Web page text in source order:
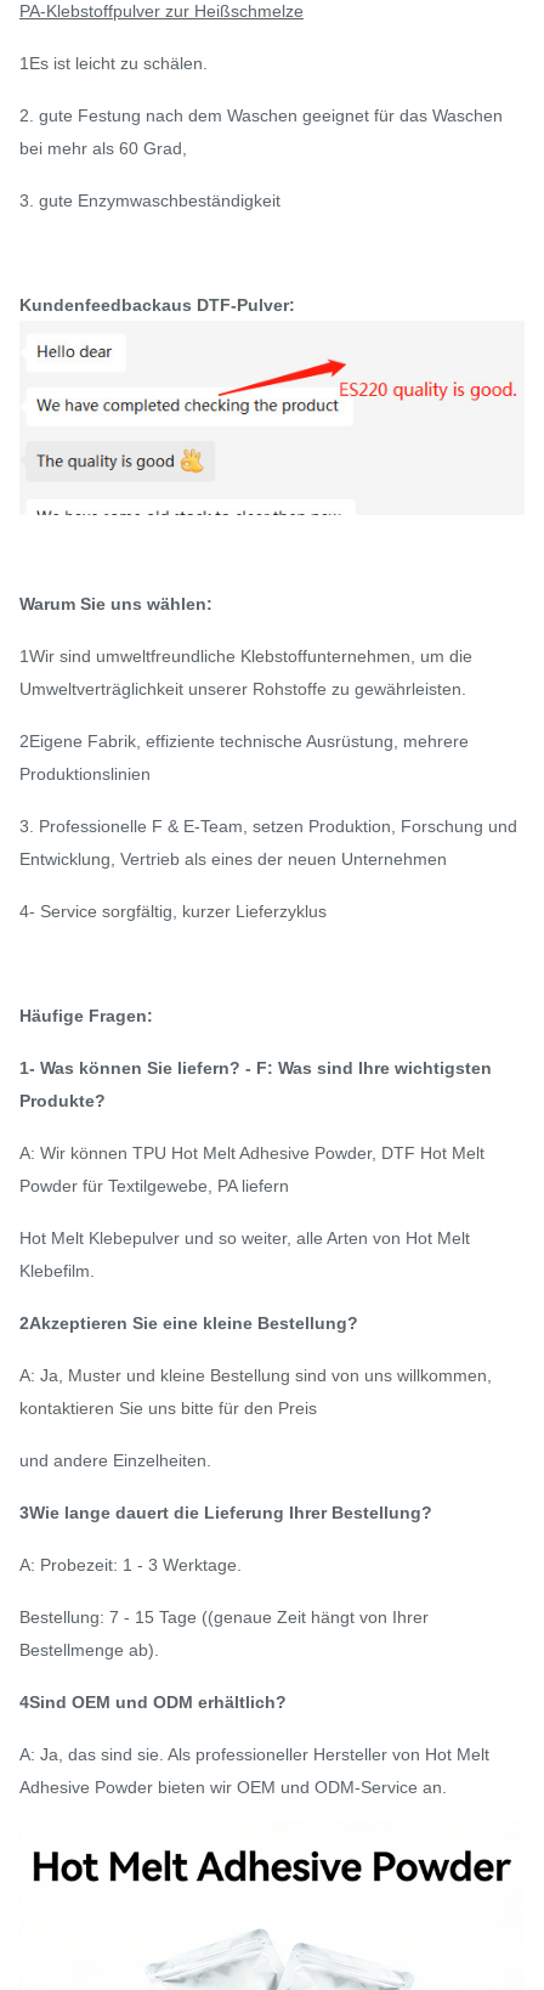
PA-Klebstoffpulver zur Heißschmelze
1Es ist leicht zu schälen.
2. gute Festung nach dem Waschen geeignet für das Waschen
bei mehr als 60 Grad,
3. gute Enzymwaschbeständigkeit
Kundenfeedbackaus DTF-Pulver:
Warum Sie uns wählen:
1Wir sind umweltfreundliche Klebstoffunternehmen, um die
Umweltverträglichkeit unserer Rohstoffe zu gewährleisten.
2Eigene Fabrik, effiziente technische Ausrüstung, mehrere
Produktionslinien
3. Professionelle F & E-Team, setzen Produktion, Forschung und
Entwicklung, Vertrieb als eines der neuen Unternehmen
4- Service sorgfältig, kurzer Lieferzyklus
Häufige Fragen:
1- Was können Sie liefern? - F: Was sind Ihre wichtigsten
Produkte?
A: Wir können TPU Hot Melt Adhesive Powder, DTF Hot Melt
Powder für Textilgewebe, PA liefern
Hot Melt Klebepulver und so weiter, alle Arten von Hot Melt
Klebefilm.
2Akzeptieren Sie eine kleine Bestellung?
A: Ja, Muster und kleine Bestellung sind von uns willkommen,
kontaktieren Sie uns bitte für den Preis
und andere Einzelheiten.
3Wie lange dauert die Lieferung Ihrer Bestellung?
A: Probezeit: 1 - 3 Werktage.
Bestellung: 7 - 15 Tage ((genaue Zeit hängt von Ihrer
Bestellmenge ab).
4Sind OEM und ODM erhältlich?
A: Ja, das sind sie. Als professioneller Hersteller von Hot Melt
Adhesive Powder bieten wir OEM und ODM-Service an.